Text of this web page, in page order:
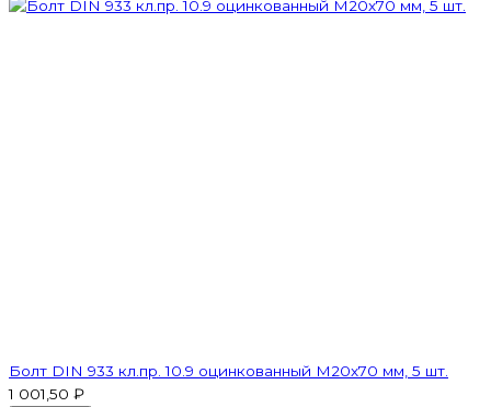
Болт DIN 933 кл.пр. 10.9 оцинкованный М20х70 мм, 5 шт.
1 001,50 ₽